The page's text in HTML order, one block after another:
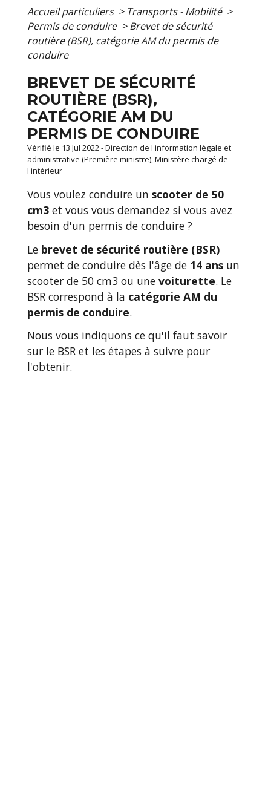
Accueil particuliers > Transports - Mobilité >
Permis de conduire > Brevet de sécurité
routière (BSR), catégorie AM du permis de
conduire
BREVET DE SÉCURITÉ
ROUTIÈRE (BSR),
CATÉGORIE AM DU
PERMIS DE CONDUIRE
Vérifié le 13 Jul 2022 - Direction de l'information légale et
administrative (Première ministre), Ministère chargé de
l'intérieur
Vous voulez conduire un scooter de 50
cm3 et vous vous demandez si vous avez
besoin d'un permis de conduire ?
Le brevet de sécurité routière (BSR)
permet de conduire dès l'âge de 14 ans un
scooter de 50 cm3 ou une voiturette. Le
BSR correspond à la catégorie AM du
permis de conduire.
Nous vous indiquons ce qu'il faut savoir
sur le BSR et les étapes à suivre pour
l'obtenir.